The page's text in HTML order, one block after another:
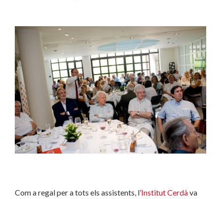
Com a regal per a tots els assistents, l’Institut Cerdàva